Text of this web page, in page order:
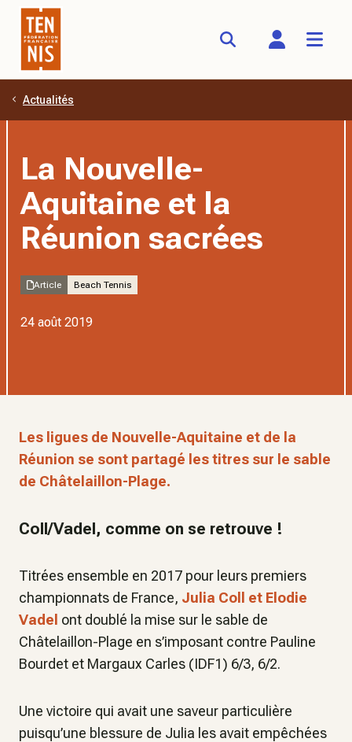
Aller au contenu principal
Actualités
La Nouvelle-
Aquitaine et la
Réunion sacrées
Article Beach Tennis
24 août 2019
Les ligues de Nouvelle-Aquitaine et de la
Réunion se sont partagé les titres sur le sable
de Châtelaillon-Plage.
Coll/Vadel, comme on se retrouve !
Titrées ensemble en 2017 pour leurs premiers
championnats de France, Julia Coll et Elodie
Vadel ont doublé la mise sur le sable de
Châtelaillon-Plage en s’imposant contre Pauline
Bourdet et Margaux Carles (IDF1) 6/3, 6/2.
Une victoire qui avait une saveur particulière
puisqu’une blessure de Julia les avait empêchées